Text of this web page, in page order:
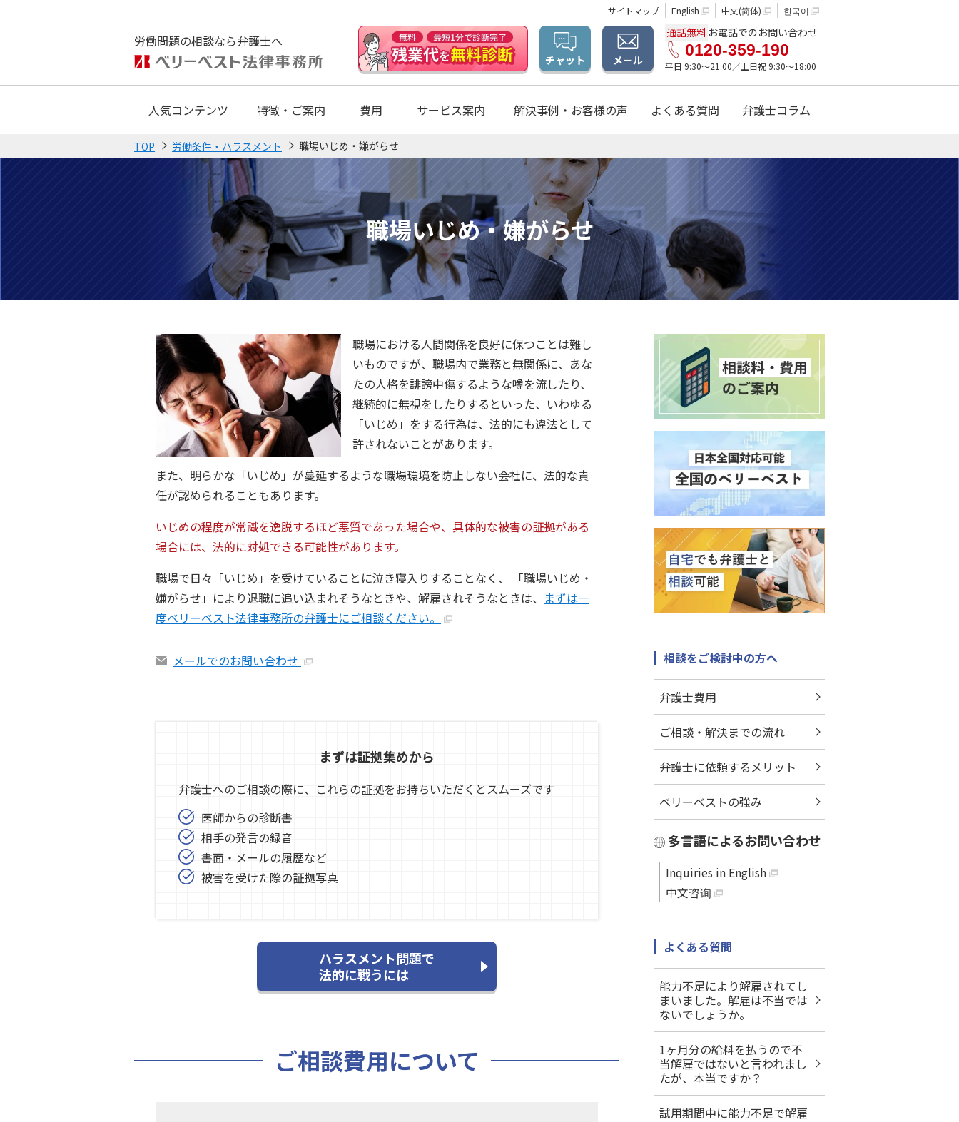
サイトマップ English 中文(简体) 한국어
労働問題の相談なら弁護士へ
チャット メール
通話無料 お電話でのお問い合わせ
0120-359-190
平日 9:30〜21:00／土日祝 9:30〜18:00
人気コンテンツ 特徴・ご案内 費用 サービス案内 解決事例・お客様の声 よくある質問 弁護士コラム
TOP 労働条件・ハラスメント 職場いじめ・嫌がらせ
職場いじめ・嫌がらせ
職場における人間関係を良好に保つことは難し
いものですが、職場内で業務と無関係に、あな
たの人格を誹謗中傷するような噂を流したり、
継続的に無視をしたりするといった、いわゆる
「いじめ」をする行為は、法的にも違法として
許されないことがあります。
また、明らかな「いじめ」が蔓延するような職場環境を防止しない会社に、法的な責
任が認められることもあります。
いじめの程度が常識を逸脱するほど悪質であった場合や、具体的な被害の証拠がある
場合には、法的に対処できる可能性があります。
職場で日々「いじめ」を受けていることに泣き寝入りすることなく、 「職場いじめ・
嫌がらせ」により退職に追い込まれそうなときや、解雇されそうなときは、 まずは一
度ベリーベスト法律事務所の弁護士にご相談ください。
メールでのお問い合わせ
まずは証拠集めから
弁護士へのご相談の際に、これらの証拠をお持ちいただくとスムーズです
医師からの診断書
相手の発言の録音
書面・メールの履歴など
被害を受けた際の証拠写真
ハラスメント問題で
法的に戦うには
ご相談費用について
相談をご検討中の方へ
弁護士費用
ご相談・解決までの流れ
弁護士に依頼するメリット
ベリーベストの強み
多言語によるお問い合わせ
Inquiries in English
中文咨询
よくある質問
能力不足により解雇されてし
まいました。解雇は不当では
ないでしょうか。
1ヶ月分の給料を払うので不
当解雇ではないと言われまし
たが、本当ですか？
試用期間中に能力不足で解雇